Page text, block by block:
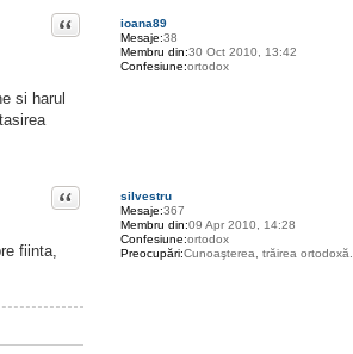
a
z
n
g
h
ioana89
Mesaje:38
Membru din:30 Oct 2010, 13:42
Confesiune:ortodox
Citat
si harul
silvestru
Mesaje:367
Membru din:09 Apr 2010, 14:28
Confesiune:ortodox
Preocupări:Cunoaşterea, trăirea ortodoxă.
Citat
fiinta,